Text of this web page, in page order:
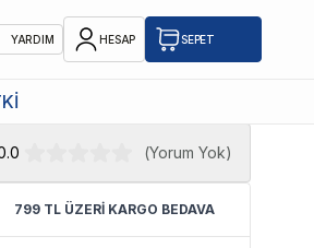
YARDIM HESAP SEPET
Petshop,
(Yorum Yok)
799 TL ÜZERİ KARGO BEDAVA